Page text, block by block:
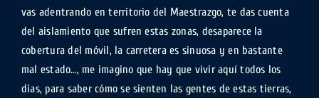
vas adentrando en territorio del Maestrazgo, te das cuenta
del aislamiento que sufren estas zonas, desaparece la
cobertura del móvil, la carretera es sinuosa y en bastante
mal estado…, me imagino que hay que vivir aquí todos los
días, para saber cómo se sienten las gentes de estas tierras,